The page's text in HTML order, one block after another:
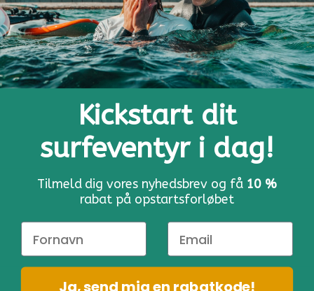
BOOK NU
Copyright © 2026:Copenhagen Surf School | Amager
Strand Promenaden 1 |
Kontakt: 93 60 92 70
info@copenhagensurfschool.dk
Start dit windsurfeventyr i dag!
Kickstart dit
surfeventyr i dag!
Tilmeld dig vores nyhedsbrev og få 10 %
rabat på opstartsforløbet
Ja, send mig en rabatkode!